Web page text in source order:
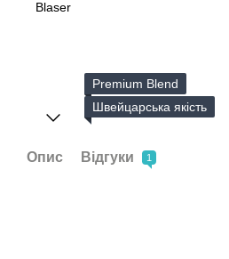
Premium Blend
Швейцарська якість
Опис Відгуки 1